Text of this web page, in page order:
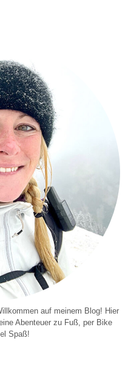
auf meinem Blog! Hier
Abenteuer zu Fuß, per Bike
Spaß!